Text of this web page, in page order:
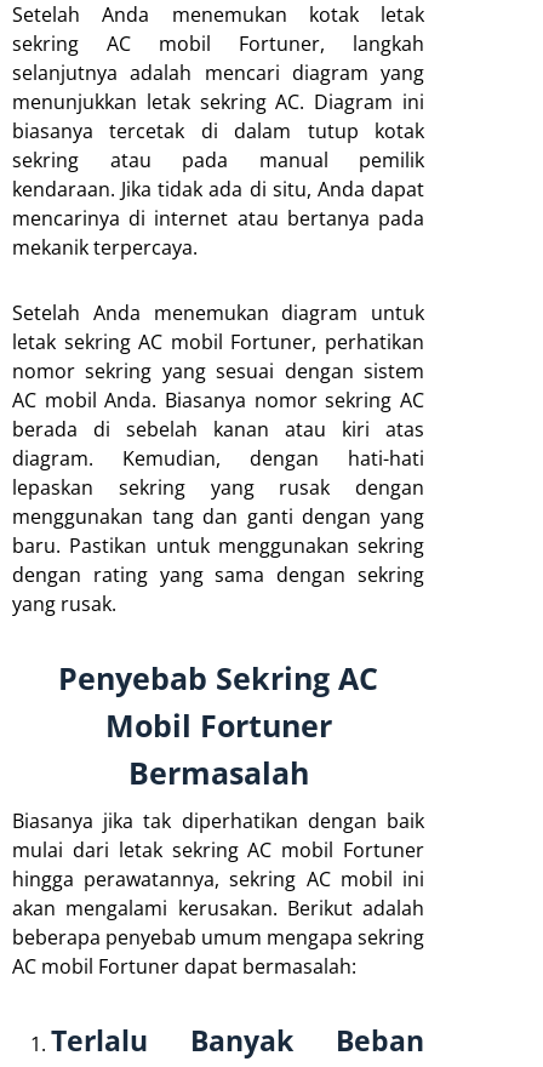
Setelah Anda menemukan kotak letak
sekring AC mobil Fortuner, langkah
selanjutnya adalah mencari diagram yang
menunjukkan letak sekring AC. Diagram ini
biasanya tercetak di dalam tutup kotak
sekring atau pada manual pemilik
kendaraan. Jika tidak ada di situ, Anda dapat
mencarinya di internet atau bertanya pada
mekanik terpercaya.
Setelah Anda menemukan diagram untuk
letak sekring AC mobil Fortuner, perhatikan
nomor sekring yang sesuai dengan sistem
AC mobil Anda. Biasanya nomor sekring AC
berada di sebelah kanan atau kiri atas
diagram. Kemudian, dengan hati-hati
lepaskan sekring yang rusak dengan
menggunakan tang dan ganti dengan yang
baru. Pastikan untuk menggunakan sekring
dengan rating yang sama dengan sekring
yang rusak.
Penyebab Sekring AC
Mobil Fortuner
Bermasalah
Biasanya jika tak diperhatikan dengan baik
mulai dari letak sekring AC mobil Fortuner
hingga perawatannya, sekring AC mobil ini
akan mengalami kerusakan. Berikut adalah
beberapa penyebab umum mengapa sekring
AC mobil Fortuner dapat bermasalah:
Terlalu Banyak Beban